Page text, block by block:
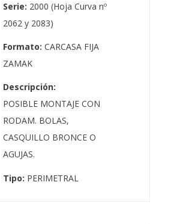
Serie: 2000 (Hoja Curva nº
2062 y 2083)
Formato: CARCASA FIJA
ZAMAK
Descripción:
POSIBLE MONTAJE CON
RODAM. BOLAS,
CASQUILLO BRONCE O
AGUJAS.
Tipo: PERIMETRAL